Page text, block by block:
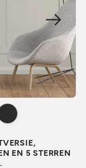
EN 5 STERREN